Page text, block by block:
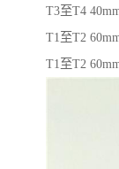
T3至T4
T1至T2
T1至T2